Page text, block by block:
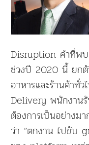
Disruption คำที่พบ
ช่วงปี 2020 นี้ ยกตั
อาหารและร้านค้าทั่
Delivery พนักงาน
ต้องการเป็นอย่างม
ว่า “ตกงาน ไปขับ